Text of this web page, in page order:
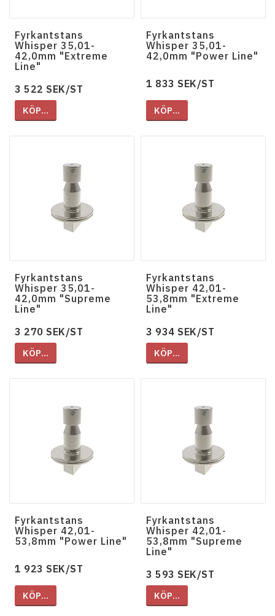
Fyrkantstans
Whisper 35,01-
42,0mm "Extreme
Line"
3 522 SEK/ST
KÖP…
Fyrkantstans
Whisper 35,01-
42,0mm "Power Line"
1 833 SEK/ST
KÖP…
Fyrkantstans
Whisper 35,01-
42,0mm "Supreme
Line"
3 270 SEK/ST
KÖP…
Fyrkantstans
Whisper 42,01-
53,8mm "Extreme
Line"
3 934 SEK/ST
KÖP…
Fyrkantstans
Whisper 42,01-
53,8mm "Power Line"
1 923 SEK/ST
KÖP…
Fyrkantstans
Whisper 42,01-
53,8mm "Supreme
Line"
3 593 SEK/ST
KÖP…